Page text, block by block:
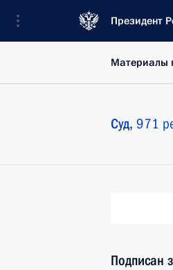
Президент
Материалы
Суд, 971
Подписан